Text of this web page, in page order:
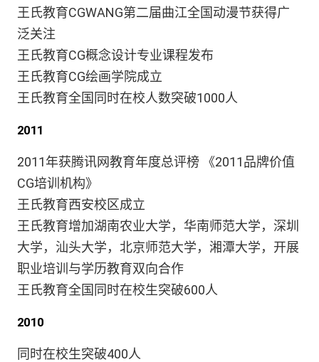
王氏教育CGWANG第二届曲江全国动漫节获得广
泛关注
王氏教育CG概念设计专业课程发布
王氏教育CG绘画学院成立
王氏教育全国同时在校人数突破1000人
2011
2011年获腾讯网教育年度总评榜 《2011品牌价值
CG培训机构》
王氏教育西安校区成立
王氏教育增加湖南农业大学，华南师范大学，深圳
大学，汕头大学，北京师范大学，湘潭大学，开展
职业培训与学历教育双向合作
王氏教育全国同时在校生突破600人
2010
同时在校生突破400人